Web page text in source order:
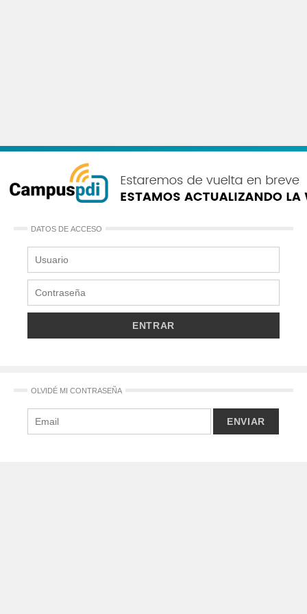
DATOS DE ACCESO
OLVIDÉ MI CONTRASEÑA